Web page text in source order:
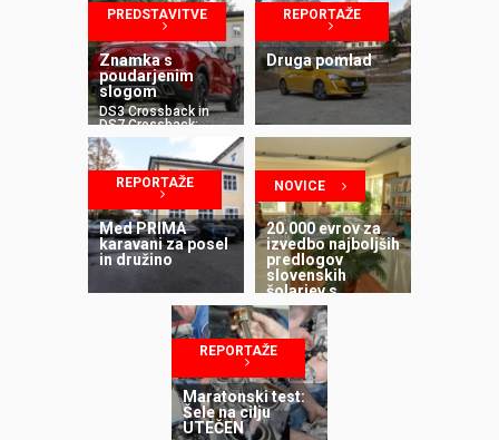
PREDSTAVITVE
Znamka s
poudarjenim
slogom
DS3 Crossback in
DS7 Crossback:
slovenska
predstavitev
REPORTAŽE
Druga pomlad
REPORTAŽE
Med PRIMA
karavani za posel
in družino
NOVICE
20.000 evrov za
izvedbo najboljših
predlogov
slovenskih
šolarjev s
področja
trajnostne
mobilnosti
REPORTAŽE
Maratonski test:
Šele na cilju
UTEČEN